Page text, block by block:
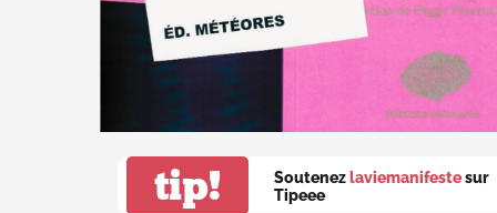
tip! Soutenez laviemanifestesur
Tipeee